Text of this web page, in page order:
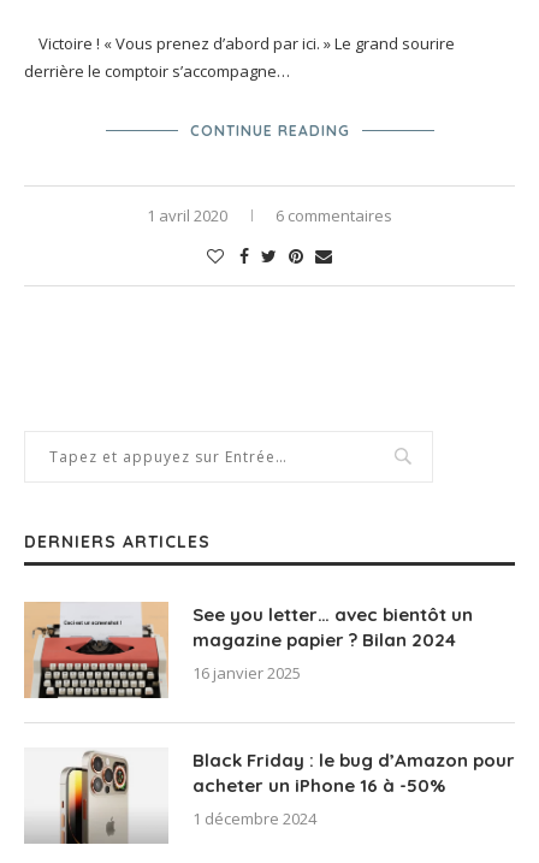
Victoire ! « Vous prenez d’abord par ici. » Le grand sourire
derrière le comptoir s’accompagne…
CONTINUE READING
1 avril 2020 6 commentaires
DERNIERS ARTICLES
See you letter… avec bientôt un
magazine papier ? Bilan 2024
16 janvier 2025
Black Friday : le bug d’Amazon pour
acheter un iPhone 16 à -50%
1 décembre 2024